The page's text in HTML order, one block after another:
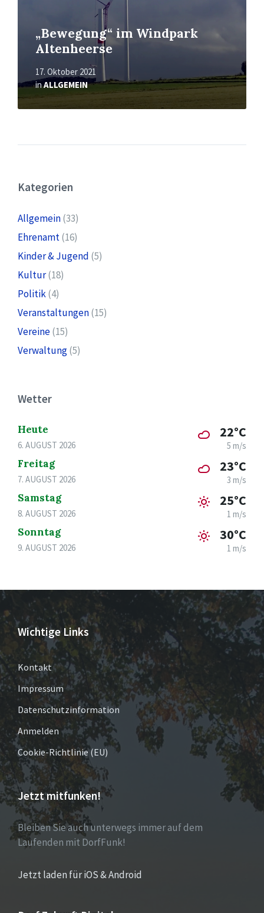
„Bewegung“ im Windpark
Altenheerse
17. Oktober 2021
inALLGEMEIN
Kategorien
Allgemein(33)
Ehrenamt(16)
Kinder & Jugend (5)
Kultur(18)
Politik(4)
Veranstaltungen(15)
Vereine(15)
Verwaltung(5)
Wetter
Heute
6. AUGUST 2026
22°C
5 m/s
Freitag
7. AUGUST 2026
23°C
3 m/s
Samstag
8. AUGUST 2026
25°C
1 m/s
Sonntag
9. AUGUST 2026
30°C
1 m/s
Wichtige Links
Kontakt
Impressum
Datenschutzinformation
Anmelden
Cookie-Richtlinie (EU)
Jetzt mitfunken!
Bleiben Sie auch unterwegs immer auf dem
Laufenden mit DorfFunk!
Jetzt laden für iOS & Android